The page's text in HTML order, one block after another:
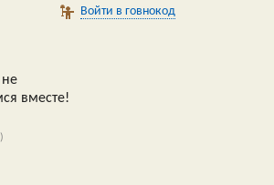
Войти в говнокод
вместе!